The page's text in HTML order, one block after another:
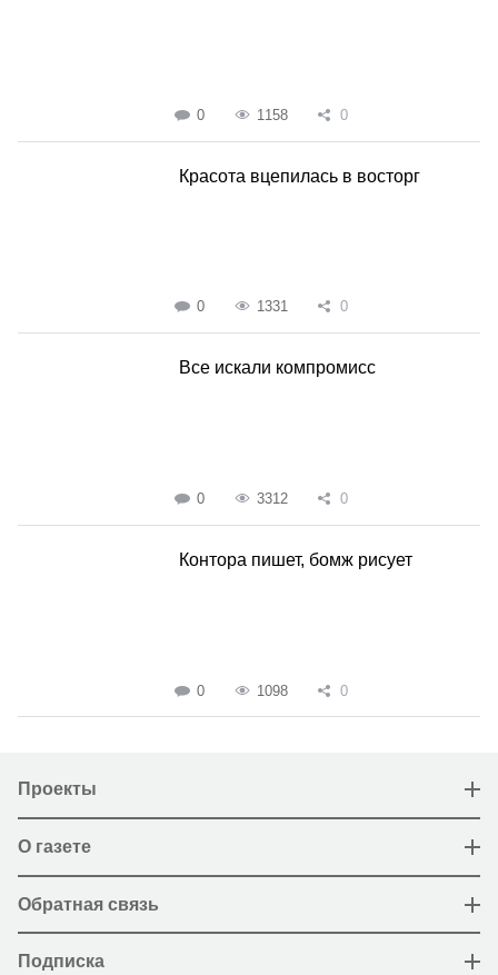
0 1158 0
Красота вцепилась в восторг
0 1331 0
Все искали компромисс
0 3312 0
Контора пишет, бомж рисует
0 1098 0
Проекты
О газете
Обратная связь
Подписка